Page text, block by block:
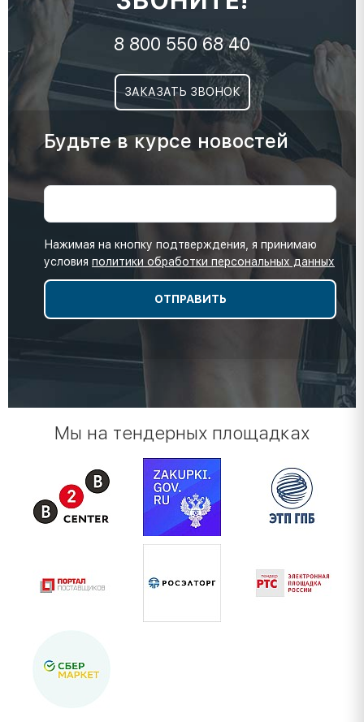
8 800 550 68 40
ЗАКАЗАТЬ ЗВОНОК
Будьте в курсе новостей
Нажимая на кнопку подтверждения, я принимаю
условия политики обработки персональных данных
Мы на тендерных площадках